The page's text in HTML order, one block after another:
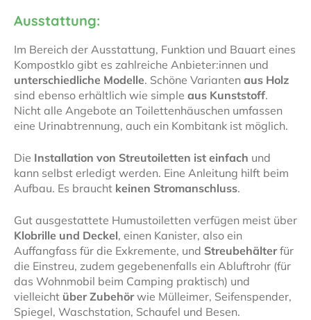
Ausstattung:
Im Bereich der Ausstattung, Funktion und Bauart eines
Kompostklo gibt es zahlreiche Anbieter:innen und
unterschiedliche Modelle. Schöne Varianten aus Holz
sind ebenso erhältlich wie simple aus Kunststoff.
Nicht alle Angebote an Toilettenhäuschen umfassen
eine Urinabtrennung, auch ein Kombitank ist möglich.
Die Installation von Streutoiletten ist einfach und
kann selbst erledigt werden. Eine Anleitung hilft beim
Aufbau. Es braucht keinen Stromanschluss.
Gut ausgestattete Humustoiletten verfügen meist über
Klobrille und Deckel, einen Kanister, also ein
Auffangfass für die Exkremente, und Streubehälterfür
die Einstreu, zudem gegebenenfalls ein Abluftrohr (für
das Wohnmobil beim Camping praktisch) und
vielleicht über Zubehörwie Mülleimer, Seifenspender,
Spiegel, Waschstation, Schaufel und Besen.